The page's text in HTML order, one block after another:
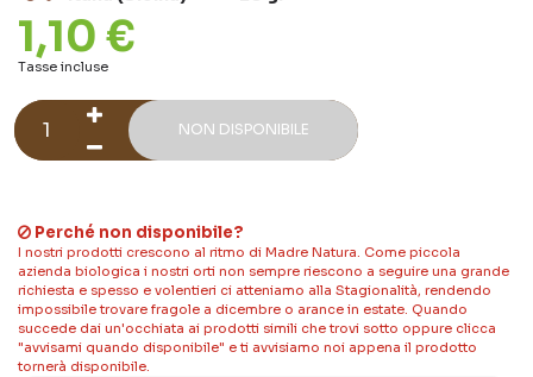
1,10 €
Tasse incluse
NON DISPONIBILE
Perché non disponibile?
I nostri prodotti crescono al ritmo di Madre Natura. Come piccola
azienda biologica i nostri orti non sempre riescono a seguire una grande
richiesta e spesso e volentieri ci atteniamo alla Stagionalità, rendendo
impossibile trovare fragole a dicembre o arance in estate. Quando
succede dai un'occhiata ai prodotti simili che trovi sotto oppure clicca
"avvisami quando disponibile" e ti avvisiamo noi appena il prodotto
tornerà disponibile.